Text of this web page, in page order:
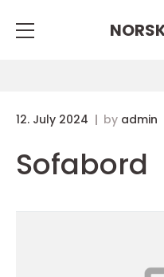
12. July 2024 by admin
Sofabord